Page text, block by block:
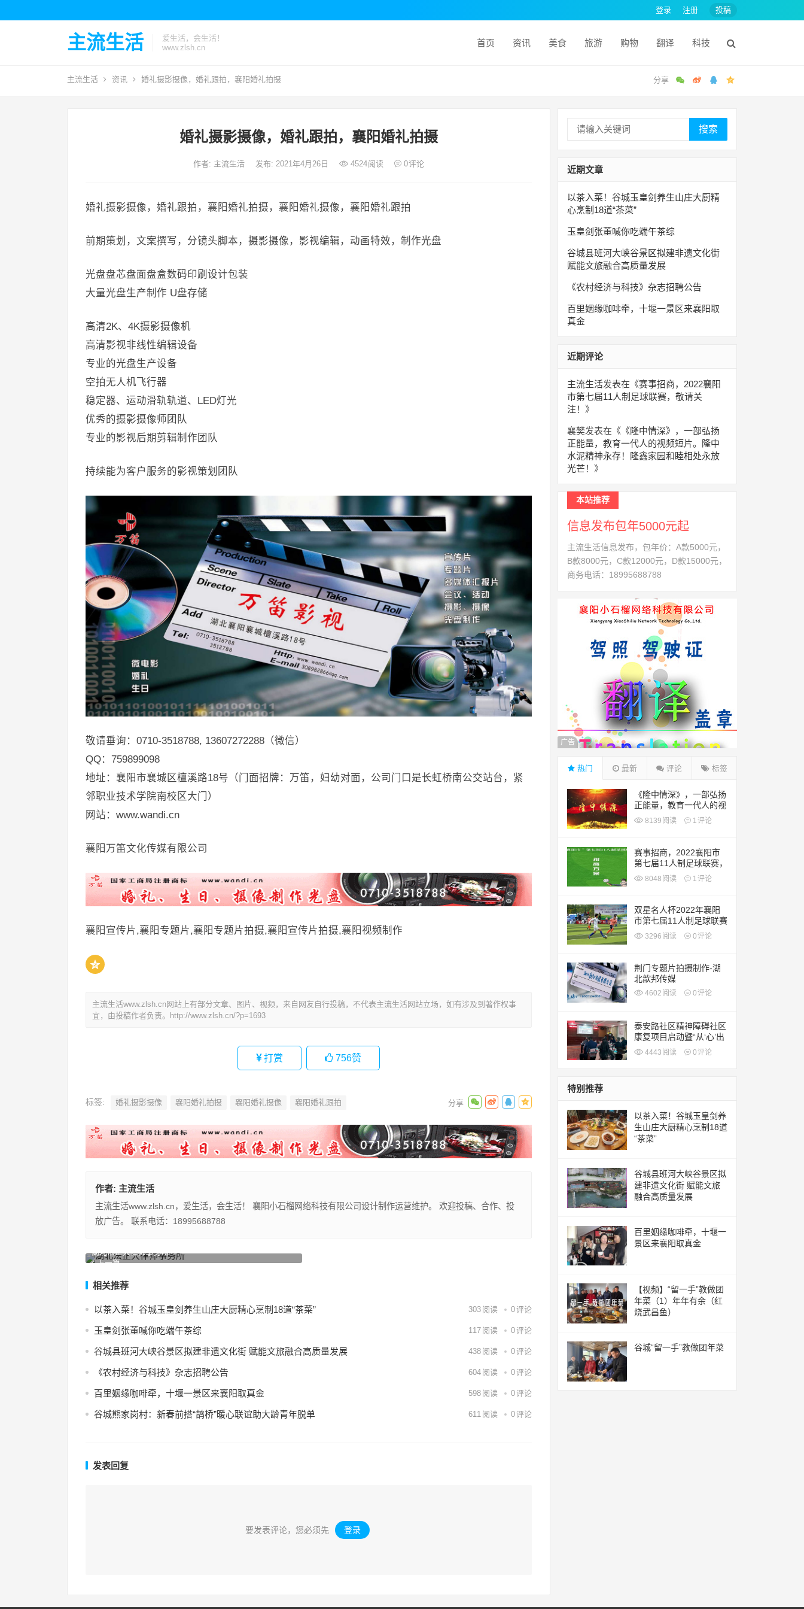
登录 注册 投稿
主流生活
爱生活，会生活！
www.zlsh.cn
首页 资讯 美食 旅游 购物 翻译 科技
主流生活 资讯 婚礼摄影摄像，婚礼跟拍，襄阳婚礼拍摄
婚礼摄影摄像，婚礼跟拍，襄阳婚礼拍摄
作者: 主流生活 发布: 2021年4月26日 4524阅读 0评论
婚礼摄影摄像，婚礼跟拍，襄阳婚礼拍摄，襄阳婚礼摄像，襄阳婚礼跟拍
前期策划，文案撰写，分镜头脚本，摄影摄像，影视编辑，动画特效，制作光盘
光盘盘芯盘面盘盒数码印刷设计包装
大量光盘生产制作 U盘存储
高清2K、4K摄影摄像机
高清影视非线性编辑设备
专业的光盘生产设备
空拍无人机飞行器
稳定器、运动滑轨轨道、LED灯光
优秀的摄影摄像师团队
专业的影视后期剪辑制作团队
持续能为客户服务的影视策划团队
敬请垂询：0710-3518788, 13607272288（微信）
QQ：759899098
地址：襄阳市襄城区檀溪路18号（门面招牌：万笛，妇幼对面，公司门口是长虹桥南公交站台，紧
邻职业技术学院南校区大门）
网站：www.wandi.cn
襄阳万笛文化传媒有限公司
襄阳宣传片,襄阳专题片,襄阳专题片拍摄,襄阳宣传片拍摄,襄阳视频制作
主流生活www.zlsh.cn网站上有部分文章、图片、视频，来自网友自行投稿，不代表主流生活网站立场，如有涉及到著作权事
宜，由投稿作者负责。
http://www.zlsh.cn/?p=1693
打赏 756赞
标签: 婚礼摄影摄像 襄阳婚礼拍摄 襄阳婚礼摄像 襄阳婚礼跟拍
作者: 主流生活
主流生活www.zlsh.cn，爱生活，会生活！ 襄阳小石榴网络科技有限公司设计制作运营维护。 欢迎投稿、合作、投
放广告。 联系电话：18995688788
上一篇
湖北法正大律师事务所
相关推荐
以茶入菜！谷城玉皇剑养生山庄大厨精心烹制18道“茶菜” 303 阅读 0评论
玉皇剑张董喊你吃端午茶综 117 阅读 0评论
谷城县班河大峡谷景区拟建非遗文化街 赋能文旅融合高质量发展 438 阅读 0评论
《农村经济与科技》杂志招聘公告 604 阅读 0评论
百里姻缘咖啡牵，十堰一景区来襄阳取真金 598 阅读 0评论
谷城熊家岗村：新春前搭“鹊桥”暖心联谊助大龄青年脱单 611 阅读 0评论
发表回复
要发表评论，您必须先 登录 。
搜索
近期文章
以茶入菜！谷城玉皇剑养生山庄大厨精
心烹制18道“茶菜”
玉皇剑张董喊你吃端午茶综
谷城县班河大峡谷景区拟建非遗文化街
赋能文旅融合高质量发展
《农村经济与科技》杂志招聘公告
百里姻缘咖啡牵，十堰一景区来襄阳取
真金
近期评论
主流生活发表在《赛事招商，2022襄阳
市第七届11人制足球联赛，敬请关
注！ 》
襄樊发表在《 《隆中情深》，一部弘扬
正能量，教育一代人的视频短片。隆中
水泥精神永存！隆鑫家园和睦相处永放
光芒！ 》
本站推荐
信息发布包年5000元起
主流生活信息发布，包年价：A款5000元，
B款8000元，C款12000元，D款15000元，
商务电话：18995688788
广告
热门 最新 评论 标签
《隆中情深》，一部弘扬
正能量，教育一代人的视
频短片。隆中水泥精神永
存！隆鑫家园和睦相处永
8139 阅读 1评论
赛事招商，2022襄阳市
第七届11人制足球联赛，
敬请关注！
8048 阅读 1 评论
双星名人杯2022年襄阳
市第七届11人制足球联赛
开赛啦！
3296 阅读 0评论
荆门专题片拍摄制作-湖
北歆邦传媒
4602 阅读 0评论
泰安路社区精神障碍社区
康复项目启动暨“从‘心’出
发”心理健康专题宣讲
4443 阅读 0评论
特别推荐
以茶入菜！谷城玉皇剑养
生山庄大厨精心烹制18道
“茶菜”
谷城县班河大峡谷景区拟
建非遗文化街 赋能文旅
融合高质量发展
百里姻缘咖啡牵，十堰一
景区来襄阳取真金
【视频】“留一手”教做团
年菜（1）年年有余（红
烧武昌鱼）
谷城“留一手”教做团年菜